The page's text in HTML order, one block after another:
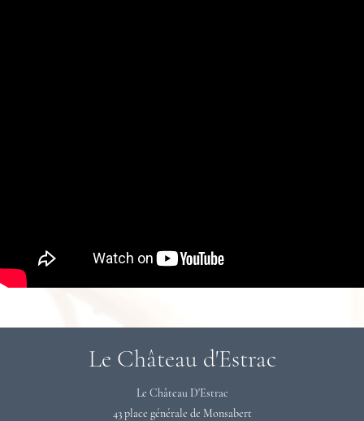
Le Château d'Estrac
Le Château D'Estrac
43 place générale de Monsabert